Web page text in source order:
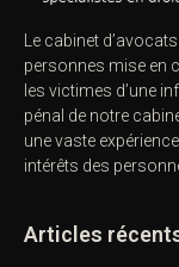
Le cabinet
personnes mise en
les victimes d’une
pénal de notre
une vaste
intérêts des
Articles